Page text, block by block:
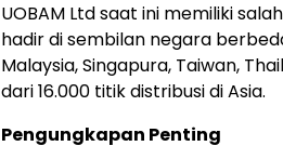
UOBAM Ltd saat ini memiliki
hadir di sembilan negara
Malaysia, Singapura, Taiwan,
dari 16.000 titik distribusi diAsia.
Pengungkapan Penting